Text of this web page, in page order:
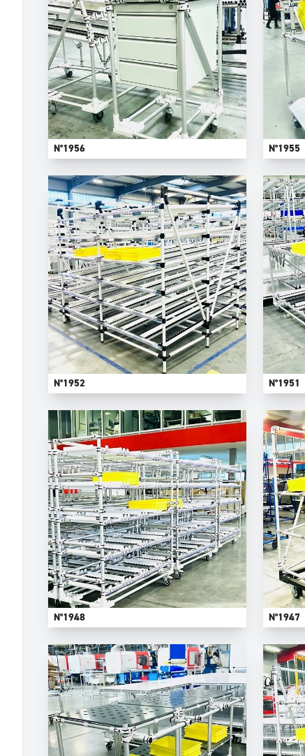
N°1956 N°1955
N°1952 N°1951
N°1948 N°1947